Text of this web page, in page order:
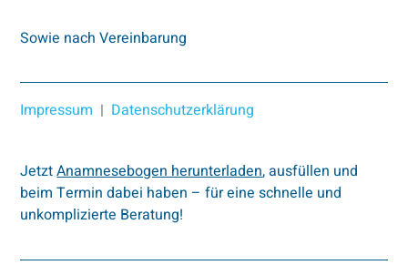
Sowie nach Vereinbarung
Impressum | Datenschutzerklärung
JetztAnamnesebogen herunterladen, ausfüllen und
beim Termin dabei haben – für eine schnelle und
unkomplizierte Beratung!